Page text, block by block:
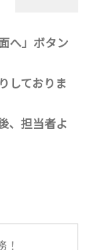
へ」ボタン
しておりま
、担当者よ